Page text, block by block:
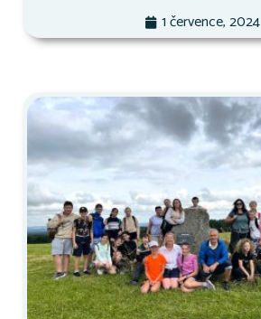
1 července, 2024